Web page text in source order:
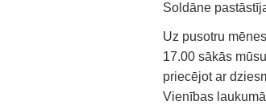
Soldāne
Uz pusotru
17.00 sākās
priecējot ar
Vienības